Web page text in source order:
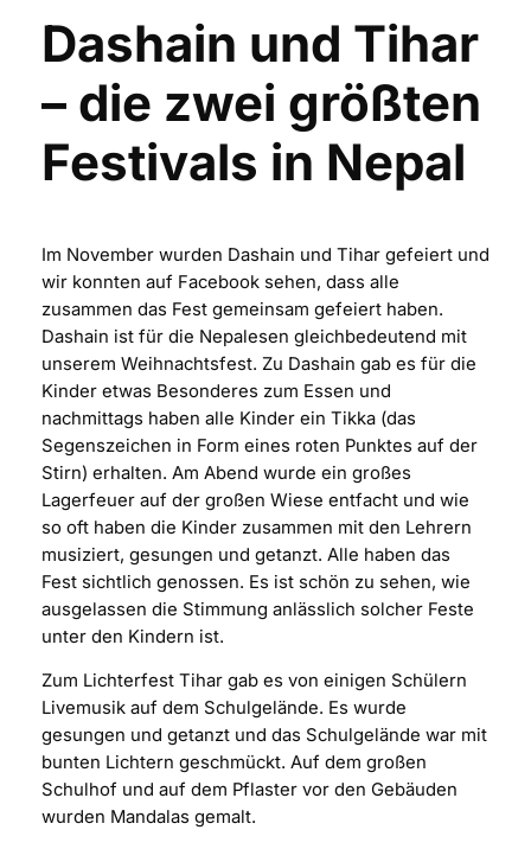
Dashain und Tihar
– die zwei größten
Festivals in Nepal
Im November wurden Dashain und Tihar gefeiert und
wir konnten auf Facebook sehen, dass alle
zusammen das Fest gemeinsam gefeiert haben.
Dashain ist für die Nepalesen gleichbedeutend mit
unserem Weihnachtsfest. Zu Dashain gab es für die
Kinder etwas Besonderes zum Essen und
nachmittags haben alle Kinder ein Tikka (das
Segenszeichen in Form eines roten Punktes auf der
Stirn) erhalten. Am Abend wurde ein großes
Lagerfeuer auf der großen Wiese entfacht und wie
so oft haben die Kinder zusammen mit den Lehrern
musiziert, gesungen und getanzt. Alle haben das
Fest sichtlich genossen. Es ist schön zu sehen, wie
ausgelassen die Stimmung anlässlich solcher Feste
unter den Kindern ist.
Zum Lichterfest Tihar gab es von einigen Schülern
Livemusik auf dem Schulgelände. Es wurde
gesungen und getanzt und das Schulgelände war mit
bunten Lichtern geschmückt. Auf dem großen
Schulhof und auf dem Pflaster vor den Gebäuden
wurden Mandalas gemalt.